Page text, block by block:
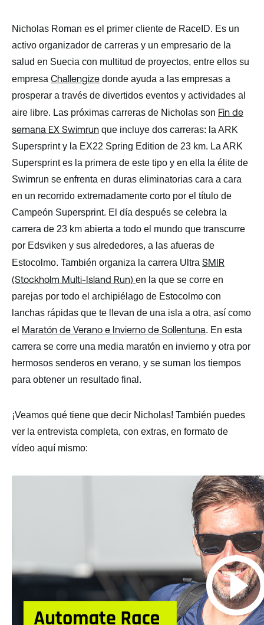
Nicholas Roman es el primer cliente de RaceID. Es un
activo organizador de carreras y un empresario de la
salud en Suecia con multitud de proyectos, entre ellos su
empresa Challengize donde ayuda a las empresas a
prosperar a través de divertidos eventos y actividades al
aire libre. Las próximas carreras de Nicholas son Fin de
semana EX Swimrun que incluye dos carreras: la ARK
Supersprint y la EX22 Spring Edition de 23 km. La ARK
Supersprint es la primera de este tipo y en ella la élite de
Swimrun se enfrenta en duras eliminatorias cara a cara
en un recorrido extremadamente corto por el título de
Campeón Supersprint. El día después se celebra la
carrera de 23 km abierta a todo el mundo que transcurre
por Edsviken y sus alrededores, a las afueras de
Estocolmo. También organiza la carrera Ultra SMIR
(Stockholm Multi-Island Run) en la que se corre en
parejas por todo el archipiélago de Estocolmo con
lanchas rápidas que te llevan de una isla a otra, así como
el Maratón de Verano e Invierno de Sollentuna. En esta
carrera se corre una media maratón en invierno y otra por
hermosos senderos en verano, y se suman los tiempos
para obtener un resultado final.
¡Veamos qué tiene que decir Nicholas! También puedes
ver la entrevista completa, con extras, en formato de
vídeo aquí mismo: